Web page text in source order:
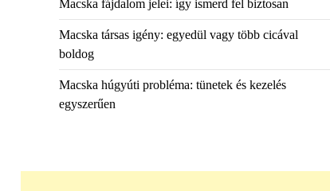
Macska fájdalom jelei: így ismerd fel biztosan
Macska társas igény: egyedül vagy több cicával
boldog
Macska húgyúti probléma: tünetek és kezelés
egyszerűen